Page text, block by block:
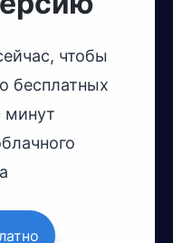
чтобы
бесплатных
минут